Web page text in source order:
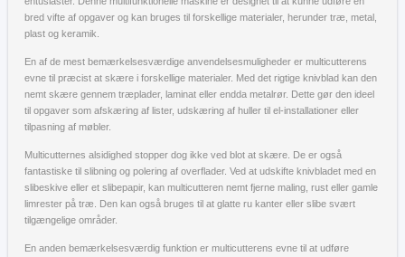
bred vifte af opgaver og kan bruges til forskellige materialer, herunder træ, metal,
plast og keramik.
En af de mest bemærkelsesværdige anvendelsesmuligheder er multicutterens
evne til præcist at skære i forskellige materialer. Med det rigtige knivblad kan den
nemt skære gennem træplader, laminat eller endda metalrør. Dette gør den ideel
til opgaver som afskæring af lister, udskæring af huller til el-installationer eller
tilpasning af møbler.
Multicutternes alsidighed stopper dog ikke ved blot at skære. De er også
fantastiske til slibning og polering af overflader. Ved at udskifte knivbladet med en
slibeskive eller et slibepapir, kan multicutteren nemt fjerne maling, rust eller gamle
limrester på træ. Den kan også bruges til at glatte ru kanter eller slibe svært
tilgængelige områder.
En anden bemærkelsesværdig funktion er multicutterens evne til at udføre